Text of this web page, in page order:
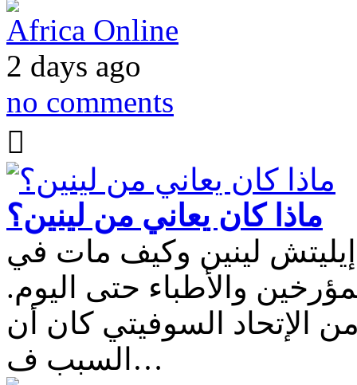
Africa Online
2 days ago
no comments
ماذا كان يعاني من لينين؟
إيليتش لينين وكيف مات في
والأطباء حتى اليوم.
الإتحاد السوفيتي كان أن
السبب ف…